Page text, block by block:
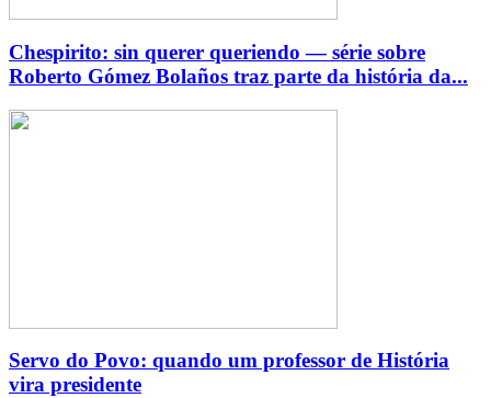
Chespirito: sin querer queriendo — série sobre
Roberto Gómez Bolaños traz parte da história da...
Servo do Povo: quando um professor de História
vira presidente